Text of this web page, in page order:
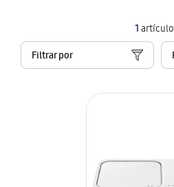
1artículo
Filtrar por